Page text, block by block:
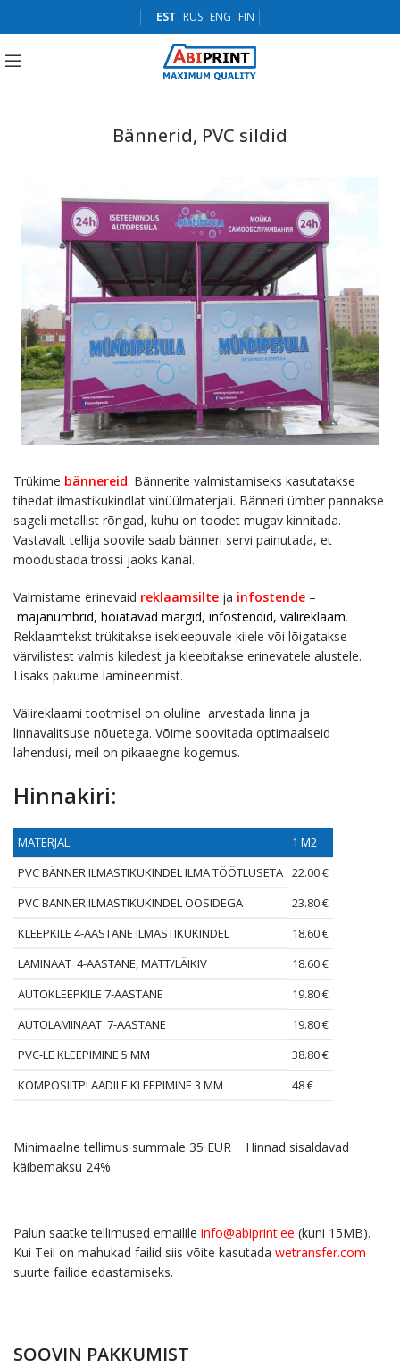
EST RUS ENG FIN
Bännerid, PVC sildid
Trükime bännereid. Bännerite valmistamiseks kasutatakse
tihedat ilmastikukindlat vinüülmaterjali. Bänneri ümber pannakse
sageli metallist rõngad, kuhu on toodet mugav kinnitada.
Vastavalt tellija soovile saab bänneri servi painutada, et
moodustada trossi jaoks kanal.
Valmistame erinevaid reklaamsilte ja infostende –
majanumbrid, hoiatavad märgid, infostendid, välireklaam.
Reklaamtekst trükitakse isekleepuvale kilele või lõigatakse
värvilistest valmis kiledest ja kleebitakse erinevatele alustele.
Lisaks pakume lamineerimist.
Välireklaami tootmisel on oluline arvestada linna ja
linnavalitsuse nõuetega. Võime soovitada optimaalseid
lahendusi, meil on pikaaegne kogemus.
Hinnakiri:
MATERJAL
1 M2
PVC BÄNNER ILMASTIKUKINDEL ILMA TÖÖTLUSETA 22.00 €
PVC BÄNNER ILMASTIKUKINDEL ÖÖSIDEGA
23.80 €
KLEEPKILE 4-AASTANE ILMASTIKUKINDEL
18.60 €
LAMINAAT 4-AASTANE, MATT/LÄIKIV
18.60 €
AUTOKLEEPKILE 7-AASTANE
19.80 €
AUTOLAMINAAT 7-AASTANE
19.80 €
PVC-LE KLEEPIMINE 5 MM
38.80 €
KOMPOSIITPLAADILE KLEEPIMINE 3 MM
48 €
Minimaalne tellimus summale 35 EUR Hinnad sisaldavad
käibemaksu 24%
Palun saatke tellimused emailile info@abiprint.ee (kuni 15MB).
Kui Teil on mahukad failid siis võite kasutada wetransfer.com
suurte failide edastamiseks.
SOOVIN PAKKUMIST